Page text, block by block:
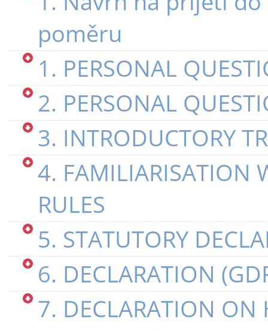
poměru
1. PERSONAL
2. PERSONAL
3. INTRODUCTORY
4. FAMILIARISATION
RULES
5. STATUTORY
6. DECLARATION
7. DECLARATION ON